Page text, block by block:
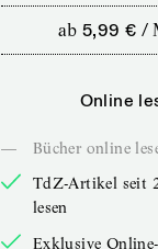
ab 5,99 € /
Online
—
Bücher online
TdZ-Artikel seit
lesen
Exklusive